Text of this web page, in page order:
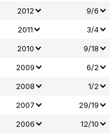
2012
9/6
2011
3/4
2010 9/18
2009 6/2
2008 1/2
2007
29/19
2006
12/10